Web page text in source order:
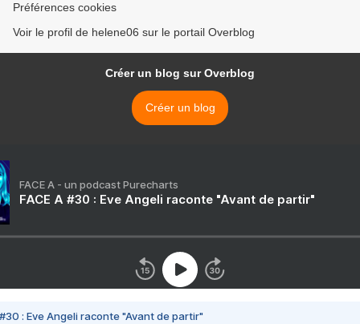
Préférences cookies
Voir le profil de helene06 sur le portail Overblog
Créer un blog sur Overblog
Créer un blog
FACE A - un podcast Purecharts
FACE A #30 : Eve Angeli raconte "Avant de partir"
#30 : Eve Angeli raconte "Avant de partir"